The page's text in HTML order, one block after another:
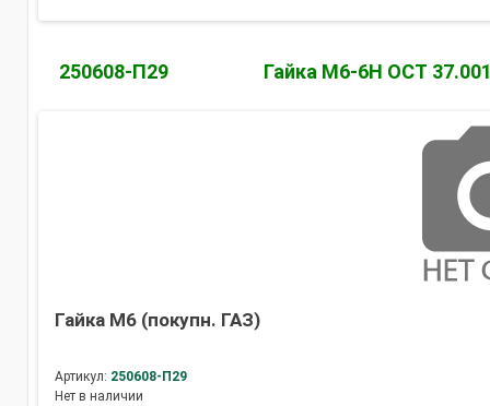
250608-П29 Гайка М6-6Н ОСТ
Гайка М6 (покупн. ГАЗ)
Артикул: 250608-П29
Нет в наличии